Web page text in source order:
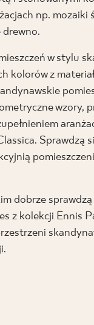
np. mozaiki
w stylu
kolorów z
wzory,
Sprawdzą
dobrze
z kolekcji Ennis